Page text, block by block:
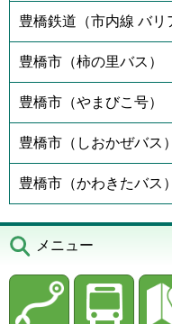
豊橋鉄道（市内線 バリ
豊橋市（柿の里バス）
豊橋市（やまびこ号）
豊橋市（しおかぜバス）
豊橋市（かわきたバス）
メニュー